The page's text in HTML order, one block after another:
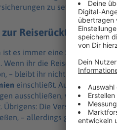
zu setzen.
zur
ist es immer eine Stor­nie­rungs-
Wenn ihr die Reise dann nicht
– bleibt ihr nicht auf so hohen
einschließt. Außer­dem
ausschlie­ßen, wenn eine
Übri­gens: Die Versi­che­run­gen
– aller­dings gilt das oft nur